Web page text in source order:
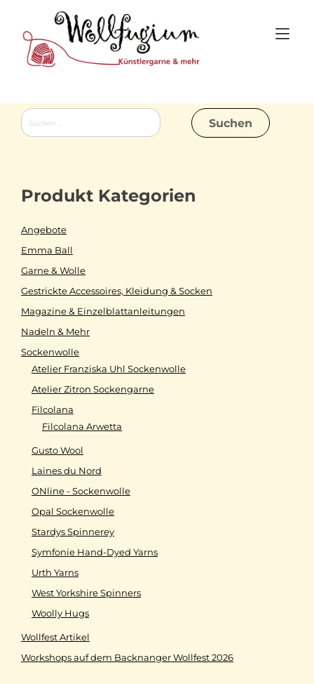
content
Suchen
nach:
Produkt Kategorien
Angebote
Emma Ball
Garne & Wolle
Gestrickte Accessoires, Kleidung & Socken
Magazine & Einzelblattanleitungen
Nadeln & Mehr
Sockenwolle
Atelier Franziska Uhl Sockenwolle
Atelier Zitron Sockengarne
Filcolana
Filcolana Arwetta
Gusto Wool
Laines du Nord
ONline - Sockenwolle
Opal Sockenwolle
Stardys Spinnerey
Symfonie Hand-Dyed Yarns
Urth Yarns
West Yorkshire Spinners
Woolly Hugs
Wollfest Artikel
Workshops auf dem Backnanger Wollfest 2026